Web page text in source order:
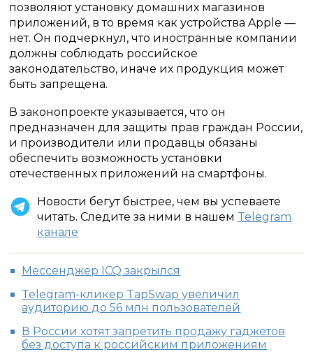
позволяют установку домашних магазинов
приложений, в то время как устройства Apple —
нет. Он подчеркнул, что иностранные компании
должны соблюдать российское
законодательство, иначе их продукция может
быть запрещена.
В законопроекте указывается, что он
предназначен для защиты прав граждан России,
и производители или продавцы обязаны
обеспечить возможность установки
отечественных приложений на смартфоны.
Новости бегут быстрее, чем вы успеваете
читать. Следите за ними в нашем Telegram
канале
Мессенджер ICQ закрылся
Telegram-кликер TapSwap увеличил
аудиторию до 56 млн пользователей
В России хотят запретить продажу гаджетов
без доступа к российским приложениям